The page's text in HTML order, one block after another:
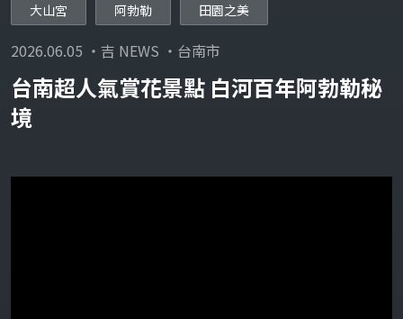
大山宮 阿勃勒 田園之美
2026.06.05 ・吉 NEWS ・台南市
台南超人氣賞花景點 白河百年阿勃勒秘
境